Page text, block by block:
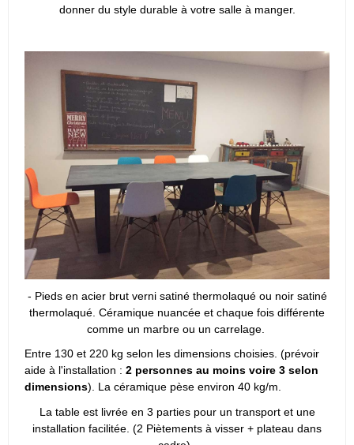
donner du style durable à votre salle à manger.
- Pieds en acier brut verni satiné thermolaqué ou noir satiné
thermolaqué. Céramique nuancée et chaque fois différente
comme un marbre ou un carrelage.
Entre 130 et 220 kg selon les dimensions choisies. (prévoir
aide à l'installation : 2 personnes au moins voire 3 selon
dimensions). La céramique pèse environ 40 kg/m.
La table est livrée en 3 parties pour un transport et une
installation facilitée. (2 Piètements à visser + plateau dans